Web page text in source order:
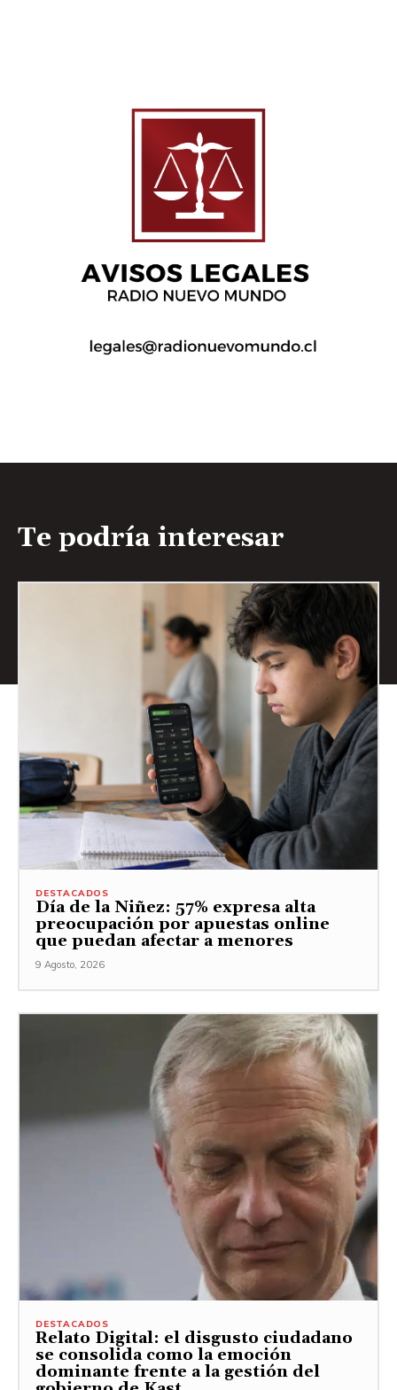
Te podría interesar
DESTACADOS
Día de la Niñez: 57% expresa alta
preocupación por apuestas online
que puedan afectar a menores
9 Agosto, 2026
DESTACADOS
Relato Digital: el disgusto ciudadano
se consolida como la emoción
dominante frente a la gestión del